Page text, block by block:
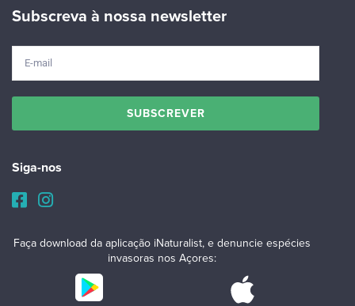
Subscreva à nossa newsletter
Siga-nos
Faça download da aplicação iNaturalist, e denuncie espécies
invasoras nos Açores: